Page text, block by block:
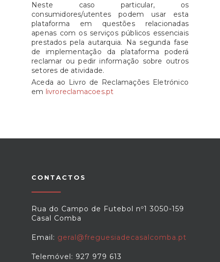
Neste caso particular, os
consumidores/utentes podem usar esta
plataforma em questões relacionadas
apenas com os serviços públicos essenciais
prestados pela autarquia. Na segunda fase
de implementação da plataforma poderá
reclamar ou pedir informação sobre outros
setores de atividade.
Aceda ao Livro de Reclamações Eletrónico
em livroreclamacoes.pt
CONTACTOS
Rua do Campo de Futebol nº1 3050-159
Casal Comba
Email: geral@freguesiadecasalcomba.pt
Telemóvel: 927 979 613